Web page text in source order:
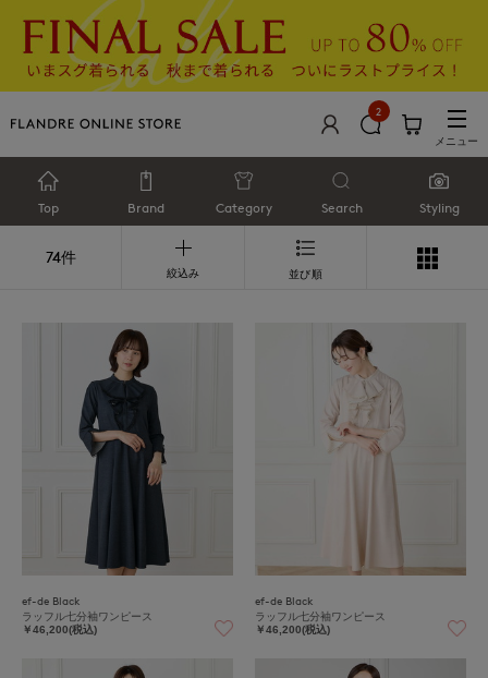
2
メニュー
Top Brand Category Search Styling
74件
絞込み 並び順
ef-de Black
ラッフル七分袖ワンピース
￥46,200(税込)
ef-de Black
ラッフル七分袖ワンピース
￥46,200(税込)